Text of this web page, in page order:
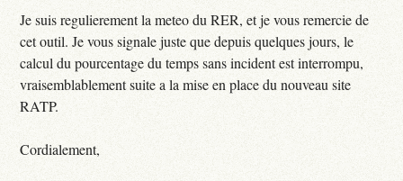
Je suis regulierement la meteo du RER, et je vous remercie de
cet outil. Je vous signale juste que depuis quelques jours, le
calcul du pourcentage du temps sans incident est interrompu,
vraisemblablement suite a la mise en place du nouveau site
RATP.
Cordialement,